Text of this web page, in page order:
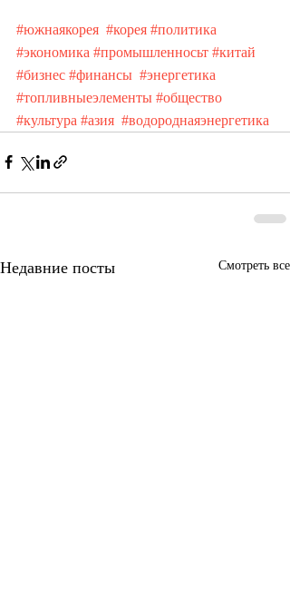
#южнаякорея #корея #политика
#экономика #промышленносьт #китай
#бизнес #финансы #энергетика
#топливныеэлементы #общество
#культура #азия #водороднаяэнергетика
Недавние посты Смотреть все